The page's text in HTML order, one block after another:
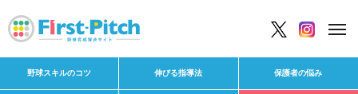
野球スキルのコツ 伸びる指導法 保護者の悩み